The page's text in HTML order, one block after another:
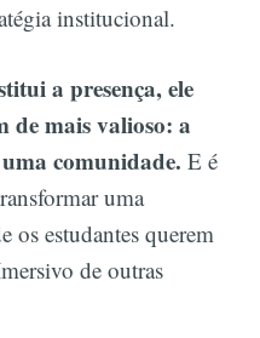
institucional.
a presença, ele
de mais valioso: a
comunidade. E é
uma
os estudantes querem
de outras